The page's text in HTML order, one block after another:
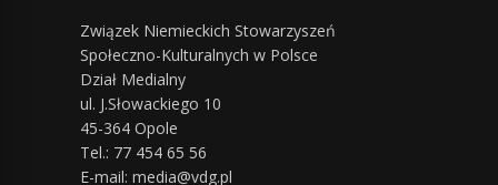
Związek Niemieckich Stowarzyszeń
Społeczno-Kulturalnych w Polsce
Dział Medialny
ul. J.Słowackiego 10
45-364 Opole
Tel.: 77 454 65 56
E-mail: media@vdg.pl